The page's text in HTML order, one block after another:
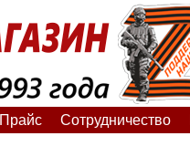
Прайс Сотрудничество